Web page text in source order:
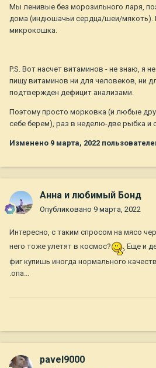
Мы ленивые без морозильного ларя,
дома (индюшачьи сердца/шеи/мякоть).
микрокошка.
P.S. Вот насчет витаминов - не знаю, я
пищу витаминов ни для человеков, ни
подтвержден дефицит анализами.
Поэтому просто морковка (и любые
себе берем), раз в неделю-две рыбка и
Изменено 9 марта, 2022
Анна и любимый Бонд
Опубликовано 9 марта, 2022
Интересно, с таким спросом на мясо
него тоже улетят в космос?
Еще и
фиг купишь иногда нормального
.опа...
pavel9000